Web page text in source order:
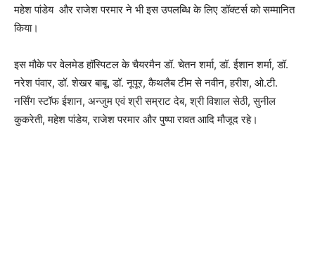
महेश पांडेय और राजेश परमार ने भी इस उपलब्धि के लिए डॉक्टर्स को सम्मानित
किया।
इस मौके पर वेलमेड हॉस्पिटल के चैयरमैन डॉ. चेतन शर्मा, डॉ. ईशान शर्मा, डॉ.
नरेश पंवार, डॉ. शेखर बाबू, डॉ. नूपूर, कैथलैब टीम से नवीन, हरीश, ओ.टी.
नर्सिंग स्टॉफ ईशान, अन्जुम एवं श्री सम्राट देब, श्री विशाल सेठी, सुनील
कुकरेती, महेश पांडेय, राजेश परमार और पुष्पा रावत आदि मौजूद रहे।